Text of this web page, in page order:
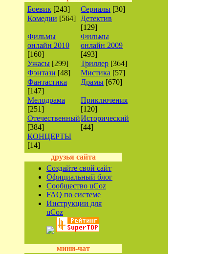
Боевик [243] Сериалы [30]
Комедии [564]
Детектив
[129]
Фильмы
онлайн 2010
[160]
Фильмы
онлайн 2009
[493]
Ужасы [299] Триллер [364]
Фэнтази [48] Мистика [57]
Фантастика
[147]
Драмы [670]
Мелодрама
[251]
Приключения
[120]
Отечественный
[384]
Исторический
[44]
КОНЦЕРТЫ
[14]
друзья сайта
Создайте свой сайт
Официальный блог
Сообщество uCoz
FAQ по системе
Инструкции для
uCoz
мини-чат